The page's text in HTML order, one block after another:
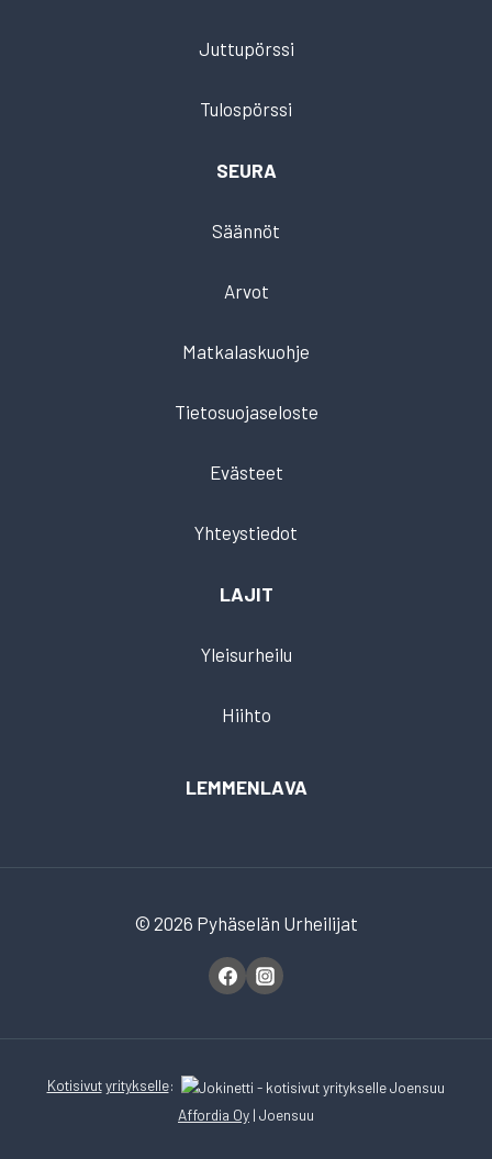
Juttupörssi
Tulospörssi
SEURA
Säännöt
Arvot
Matkalaskuohje
Tietosuojaseloste
Evästeet
Yhteystiedot
LAJIT
Yleisurheilu
Hiihto
LEMMENLAVA
© 2026 Pyhäselän Urheilijat
Kotisivut yritykselle:
Affordia Oy | Joensuu